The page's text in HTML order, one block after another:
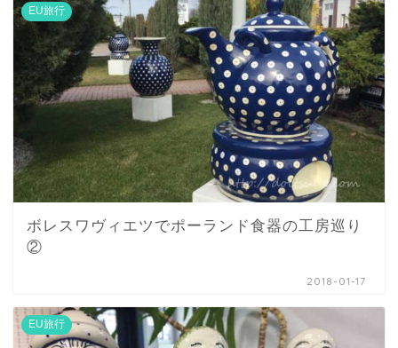
EU旅行
ボレスワヴィエツでポーランド食器の工房巡り
②
2018-01-17
EU旅行